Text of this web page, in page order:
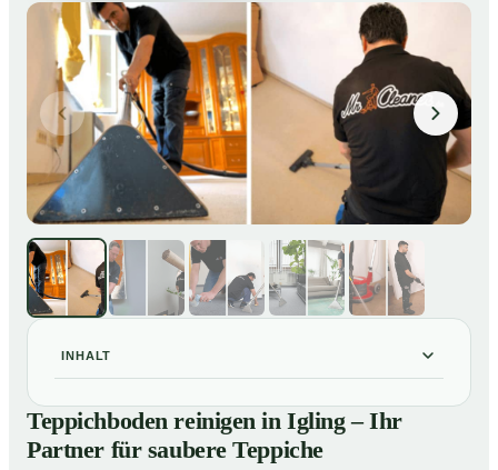
INHALT
01Teppichboden reinigen in Igling – Ihr Partner für
saubere Teppiche
Teppichboden reinigen in Igling – Ihr
Partner für saubere Teppiche